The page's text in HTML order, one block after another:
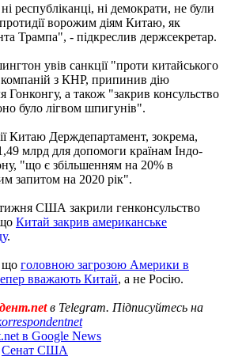
республіканці, ні демократи, не були
протидії ворожим діям Китаю, як
Трампа", - підкреслив держсекретар.
увів санкції "проти китайського
компаній з КНР, припинив дію
Гонконгу, а також "закрив консульство
було лігвом шпигунів".
Китаю Держдепартамент, зокрема,
млрд для допомоги країнам Індо-
"що є збільшенням на 20% в
запитом на 2020 рік".
США закрили генконсульство
Китай закрив американське
.
що головною загрозою Америки в
вважають Китай, а не Росію.
в Telegram. Підписуйтесь на
в Google News
Сенат США